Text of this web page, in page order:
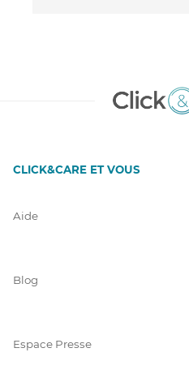
CLICK&CARE ET VOUS
Aide
Blog
Espace Presse